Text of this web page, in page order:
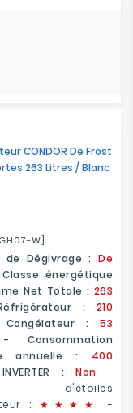
CONDOR De Frost
263 Litres / Blanc
W]
de Dégivrage : De
énergétique
Net Totale : 263
: 210
: 53
annuelle : 400
INVERTER :Non-
d'étoiles
: ★ ★ ★★
-